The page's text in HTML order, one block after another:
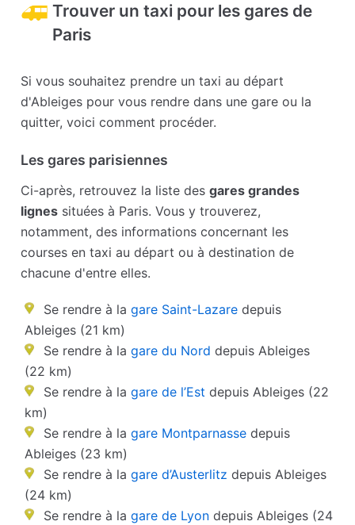
Trouver un taxi pour les gares de
Paris
Si vous souhaitez prendre un taxi au départ
d'Ableiges pour vous rendre dans une gare ou la
quitter, voici comment procéder.
Les gares parisiennes
Ci-après, retrouvez la liste desgares grandes
lignes situées à Paris. Vous y trouverez,
notamment, des informations concernant les
courses en taxi au départ ou à destination de
chacune d'entre elles.
Se rendre à la gare Saint-Lazare depuis
Ableiges (21 km)
Se rendre à la gare du Nord depuis Ableiges
(22 km)
Se rendre à la gare de l’Est depuis Ableiges (22
km)
Se rendre à la gare Montparnasse depuis
Ableiges (23 km)
Se rendre à la gare d’Austerlitz depuis Ableiges
(24 km)
Se rendre à la gare de Lyon depuis Ableiges (24